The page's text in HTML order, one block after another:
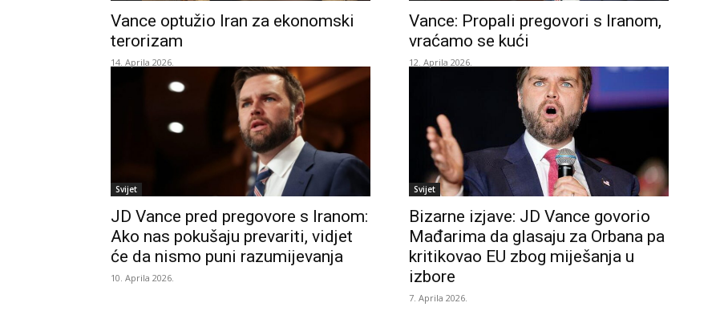
Vance optužio Iran za ekonomski
terorizam
14. Aprila 2026.
Vance: Propali pregovori s Iranom,
vraćamo se kući
12. Aprila 2026.
Svijet
JD Vance pred pregovore s Iranom:
Ako nas pokušaju prevariti, vidjet
će da nismo puni razumijevanja
10. Aprila 2026.
Svijet
Bizarne izjave: JD Vance govorio
Mađarima da glasaju za Orbana pa
kritikovao EU zbog miješanja u
izbore
7. Aprila 2026.